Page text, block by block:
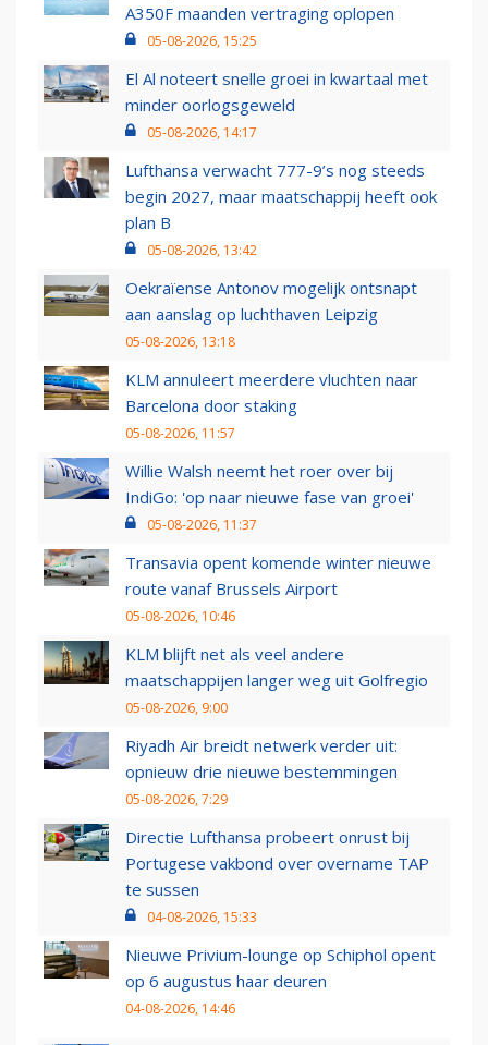
A350F maanden vertraging oplopen
05-08-2026, 15:25
El Al noteert snelle groei in kwartaal met
minder oorlogsgeweld
05-08-2026, 14:17
Lufthansa verwacht 777-9’s nog steeds
begin 2027, maar maatschappij heeft ook
plan B
05-08-2026, 13:42
Oekraïense Antonov mogelijk ontsnapt
aan aanslag op luchthaven Leipzig
05-08-2026, 13:18
KLM annuleert meerdere vluchten naar
Barcelona door staking
05-08-2026, 11:57
Willie Walsh neemt het roer over bij
IndiGo: 'op naar nieuwe fase van groei'
05-08-2026, 11:37
Transavia opent komende winter nieuwe
route vanaf Brussels Airport
05-08-2026, 10:46
KLM blijft net als veel andere
maatschappijen langer weg uit Golfregio
05-08-2026, 9:00
Riyadh Air breidt netwerk verder uit:
opnieuw drie nieuwe bestemmingen
05-08-2026, 7:29
Directie Lufthansa probeert onrust bij
Portugese vakbond over overname TAP
te sussen
04-08-2026, 15:33
Nieuwe Privium-lounge op Schiphol opent
op 6 augustus haar deuren
04-08-2026, 14:46